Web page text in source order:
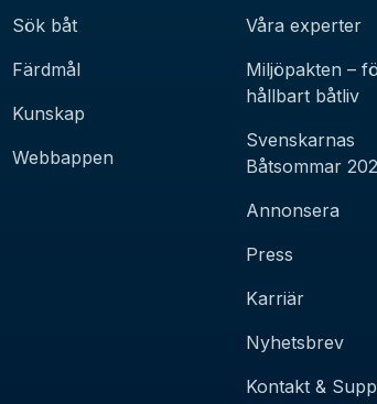
Sök båt
Färdmål
Kunskap
Webbappen
Våra experter
Miljöpakten –
hållbart båtliv
Svenskarnas
Båtsommar
Annonsera
Press
Karriär
Nyhetsbrev
Kontakt &